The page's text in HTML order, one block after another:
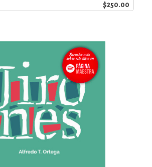
$250.00